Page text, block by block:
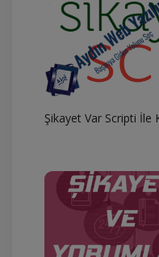
Şikayet Var Scripti İle